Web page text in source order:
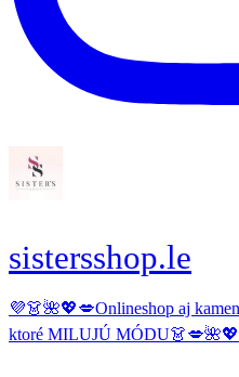
sistersshop.le
💜👗🌺💖💋Onlineshop aj
ktoré MILUJÚ